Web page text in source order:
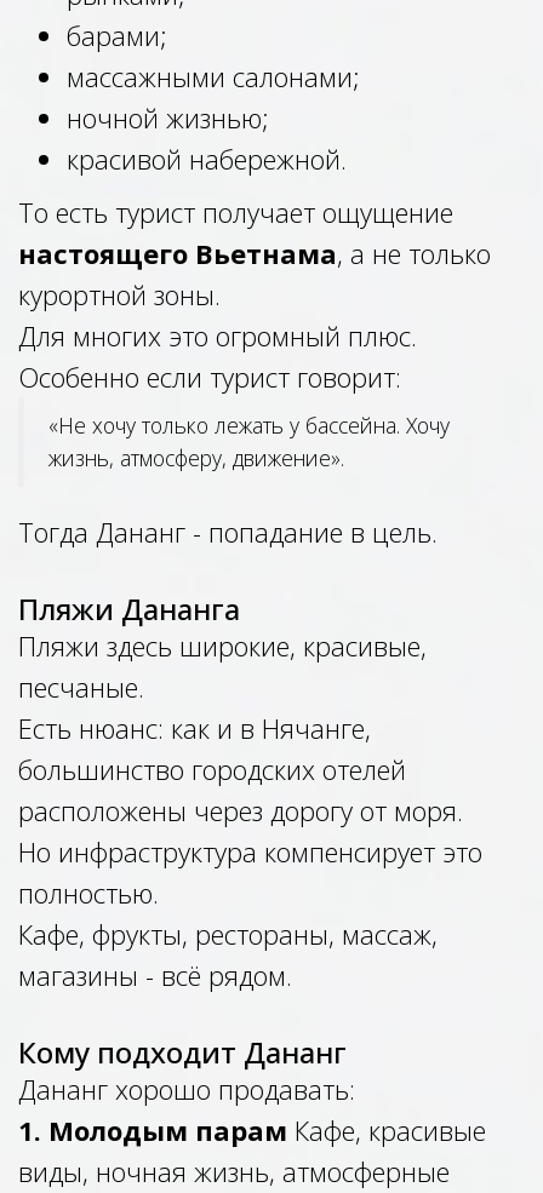
барами;
массажными салонами;
ночной жизнью;
красивой набережной.
То есть турист получает ощущение
настоящего Вьетнама, а не только
курортной зоны.
Для многих это огромный плюс.
Особенно если турист говорит:
«Не хочу только лежать у бассейна. Хочу
жизнь, атмосферу, движение».
Тогда Дананг - попадание в цель.
Пляжи Дананга
Пляжи здесь широкие, красивые,
песчаные.
Есть нюанс: как и в Нячанге,
большинство городских отелей
расположены через дорогу от моря.
Но инфраструктура компенсирует это
полностью.
Кафе, фрукты, рестораны, массаж,
магазины - всё рядом.
Кому подходит Дананг
Дананг хорошо продавать:
1. Молодым парам Кафе, красивые
виды, ночная жизнь, атмосферные